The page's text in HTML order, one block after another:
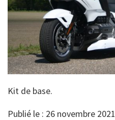
Kit de base.
Publié le : 26 novembre 2021